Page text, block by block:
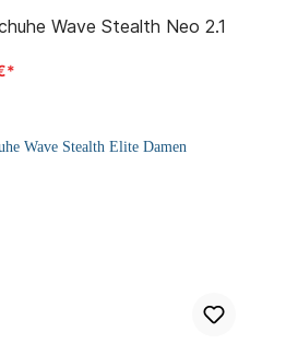
Wave Stealth Neo 2.1